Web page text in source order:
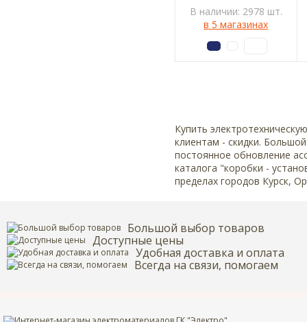
В наличии: 2978 шт.
в 5 магазинах
Купить
клиентам - скидки.
постоянное обновление
каталога "коробки -
пределах городов Курск,
Большой выбор товаров
Доступные цены
Удобная доставка и оплата
Всегда на связи, помогаем